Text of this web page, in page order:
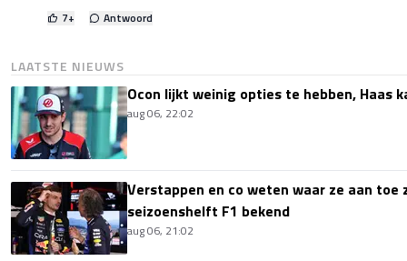
7+ Antwoord
LAATSTE NIEUWS
Ocon lijkt weinig opties te hebben, Haas
aug 06, 22:02
Verstappen en co weten waar ze aan
seizoenshelft F1 bekend
aug 06, 21:02